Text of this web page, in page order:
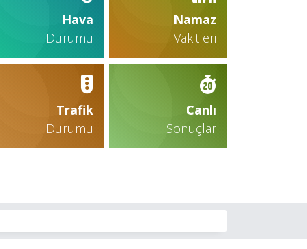
Hava
Durumu
Namaz
Vakitleri
Trafik
Durumu
Canlı
Sonuçlar